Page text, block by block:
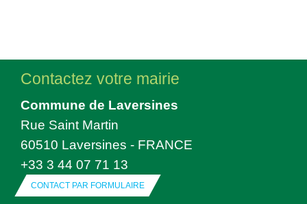
Contactez votre mairie
Commune de Laversines
Rue Saint Martin
60510 Laversines - FRANCE
+33 3 44 07 71 13
CONTACT PAR FORMULAIRE